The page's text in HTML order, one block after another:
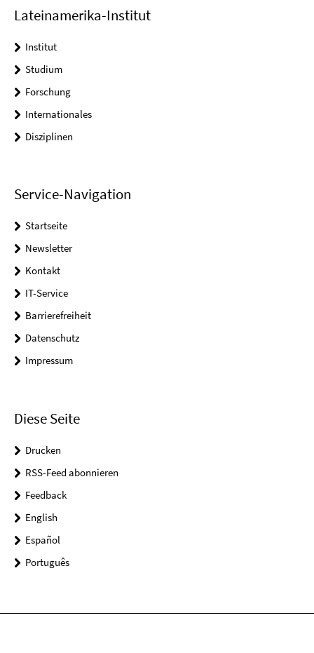
Lateinamerika-Institut
Institut
Studium
Forschung
Internationales
Disziplinen
Service-Navigation
Startseite
Newsletter
Kontakt
IT-Service
Barrierefreiheit
Datenschutz
Impressum
Diese Seite
Drucken
RSS-Feed abonnieren
Feedback
English
Español
Português